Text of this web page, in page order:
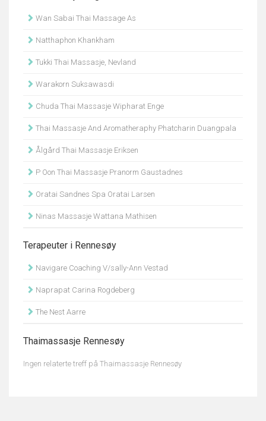
Wan Sabai Thai Massage As
Natthaphon Khankham
Tukki Thai Massasje, Nevland
Warakorn Suksawasdi
Chuda Thai Massasje Wipharat Enge
Thai Massasje And Aromatheraphy Phatcharin Duangpala
Ålgård Thai Massasje Eriksen
P Oon Thai Massasje Pranorm Gaustadnes
Oratai Sandnes Spa Oratai Larsen
Ninas Massasje Wattana Mathisen
Terapeuter i Rennesøy
Navigare Coaching V/sally-Ann Vestad
Naprapat Carina Rogdeberg
The Nest Aarre
Thaimassasje Rennesøy
Ingen relaterte treff på Thaimassasje Rennesøy